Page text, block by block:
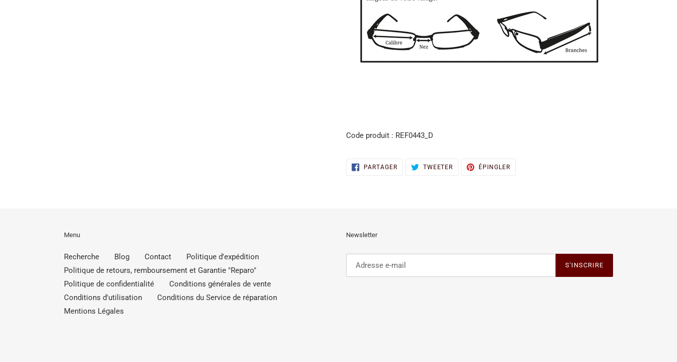
Code produit : REF0443_D
PARTAGERPARTAGER
SUR
TWEETER TWEETERÉPINGLER
Menu
Recherche Blog Contact
Politique d'expédition
Politique de retours, remboursement et Garantie "Reparo"
Politique de confidentialité
Conditions générales de vente
Conditions d'utilisation
Conditions du Service de réparation
Mentions Légales
Newsletter
S'INSCRIRE